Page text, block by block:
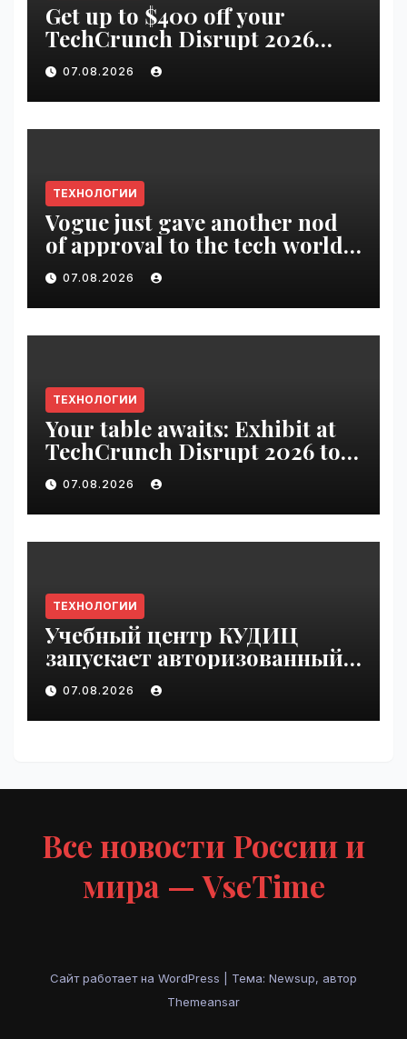
Get up to $400 off your
TechCrunch Disrupt 2026
pass until tomorrow |
VseTime.ru
07.08.2026
ТЕХНОЛОГИИ
Vogue just gave another nod
of approval to the tech world |
VseTime.ru
07.08.2026
ТЕХНОЛОГИИ
Your table awaits: Exhibit at
TechCrunch Disrupt 2026 to
be seen by thousands |
VseTime.ru
07.08.2026
ТЕХНОЛОГИИ
Учебный центр КУДИЦ
запускает авторизованный
курс по
администрированию Mind
Migrate#guest | VseTime.ru
07.08.2026
Все новости России и
мира — VseTime
Сайт работает на WordPress
Тема: Newsup, автор
Themeansar